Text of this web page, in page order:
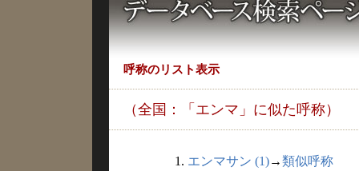
呼称のリスト表示
（全国：「エンマ」に似た呼称）
1. エンマサン (1)→類似呼称